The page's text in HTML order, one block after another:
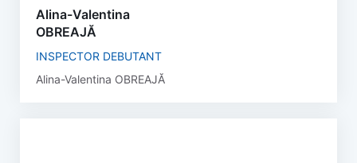
Alina-Valentina
OBREAJĂ
INSPECTOR DEBUTANT
Alina-Valentina OBREAJĂ